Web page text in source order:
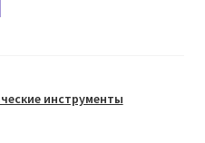
инструменты